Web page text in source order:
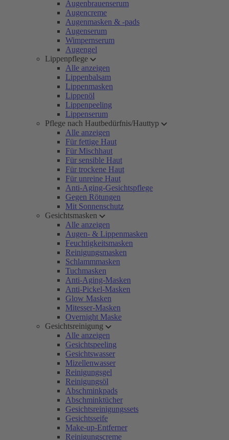
Augenbrauenserum
Augencreme
Augenmasken & -pads
Augenserum
Wimpernserum
Augengel
Lippenpflege
Alle anzeigen
Lippenbalsam
Lippenmasken
Lippenöl
Lippenpeeling
Lippenserum
Pflege nach Hautbedürfnis/Hauttyp
Alle anzeigen
Für fettige Haut
Für Mischhaut
Für sensible Haut
Für trockene Haut
Für unreine Haut
Anti-Aging-Gesichtspflege
Gegen Rötungen
Mit Sonnenschutz
Gesichtsmasken
Alle anzeigen
Augen- & Lippenmasken
Feuchtigkeitsmasken
Reinigungsmasken
Schlammmasken
Tuchmasken
Anti-Aging-Masken
Anti-Pickel-Masken
Glow Masken
Mitesser-Masken
Overnight Maske
Gesichtsreinigung
Alle anzeigen
Gesichtspeeling
Gesichtswasser
Mizellenwasser
Reinigungsgel
Reinigungsöl
Abschminkpads
Abschminktücher
Gesichtsreinigungssets
Gesichtsseife
Make-up-Entferner
Reinigungscreme